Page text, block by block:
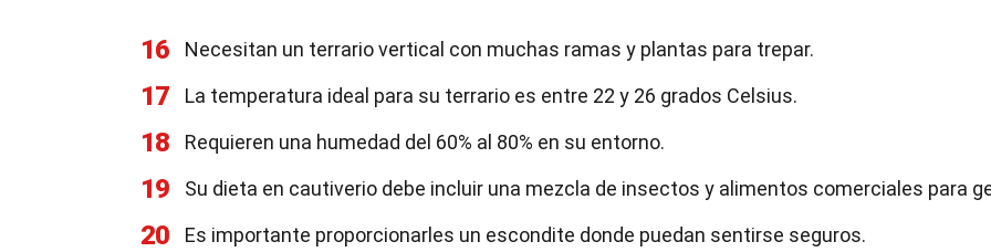
16 Necesitan un terrario vertical con muchas ramas y plantas para trepar.
17 La temperatura ideal para su terrario es entre 22 y 26 grados Celsius.
18 Requieren una humedad del 60% al 80% en su entorno.
19 Su dieta en cautiverio debe incluir una mezcla de insectos y alimentos comerciales para
20 Es importante proporcionarles un escondite donde puedan sentirse seguros.